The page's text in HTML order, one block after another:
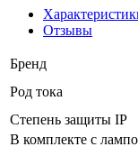
Отзывы
Бренд
Род тока
Степень защиты IP
В комплекте с